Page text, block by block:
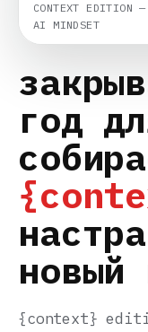
CONTEXT
AI MINDSET
год
новый
{context}